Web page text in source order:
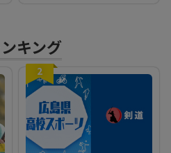
キング
2